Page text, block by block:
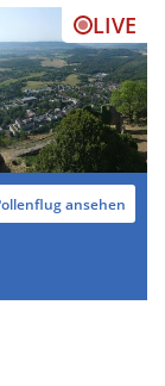
LIVE
ansehen